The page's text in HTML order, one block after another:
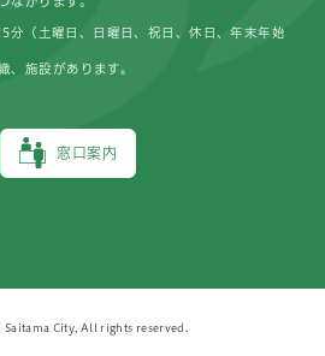
窓口案内
分（土曜日、日曜日、祝日、休日、年末年始
、施設があります。
City, All rights reserved.